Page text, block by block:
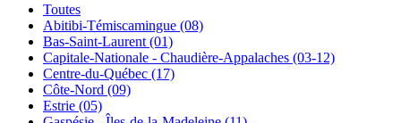
Toutes
Abitibi-Témiscamingue (08)
Bas-Saint-Laurent (01)
Capitale-Nationale - Chaudière-Appalaches (03-12)
Centre-du-Québec (17)
Côte-Nord (09)
Estrie (05)